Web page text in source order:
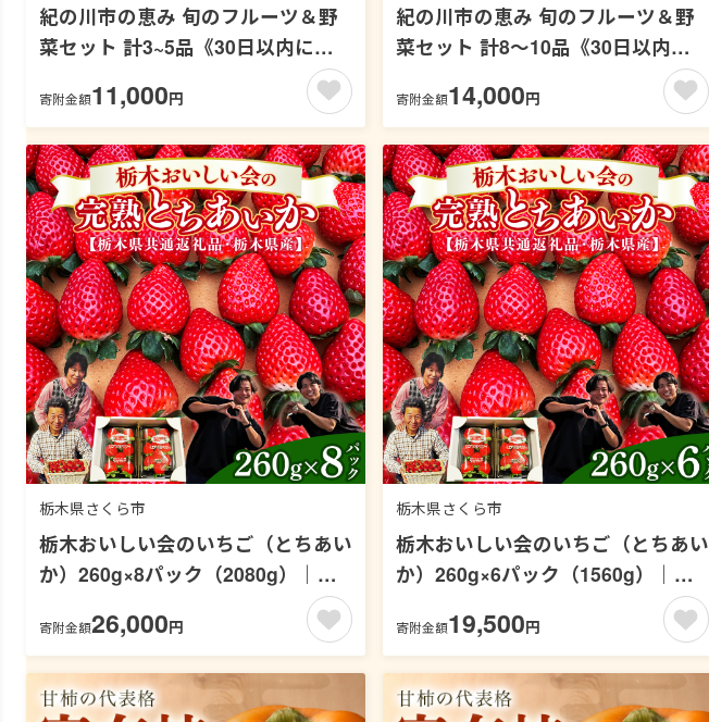
紀の川市の恵み 旬のフルーツ＆野
菜セット 計3~5品《30日以内に出
寄附金額11,000円
紀の川市の恵み 旬のフルーツ＆野
菜セット 計8～10品《30日以内に
寄附金額14,000円
栃木県さくら市
栃木おいしい会のいちご（とちあい
か）260g×8パック（2080g）｜栃
木県共通返礼品 栃木県産 ※2027年1
月～発送
寄附金額26,000円
栃木県さくら市
栃木おいしい会のいちご（とちあい
か）260g×6パック（1560g）｜栃
木県共通返礼品 栃木県産 ※2027年1
月～発送
寄附金額19,500円